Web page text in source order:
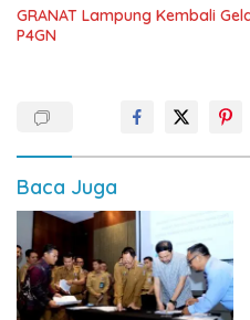
GRANAT Lampung Kembali
P4GN
Baca Juga